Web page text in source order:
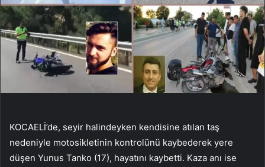
KOCAELİ’de, seyir halindeyken kendisine atılan taş
nedeniyle motosikletinin kontrolünü kaybederek yere
düşen Yunus Tanko (17), hayatını kaybetti. Kaza anı ise